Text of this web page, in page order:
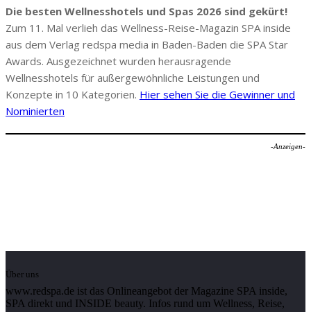
Die besten Wellnesshotels und Spas 2026 sind gekürt!
Zum 11. Mal verlieh das Wellness-Reise-Magazin SPA inside
aus dem Verlag redspa media in Baden-Baden die SPA Star
Awards. Ausgezeichnet wurden herausragende
Wellnesshotels für außergewöhnliche Leistungen und
Konzepte in 10 Kategorien. Hier sehen Sie die Gewinner und
Nominierten
-Anzeigen-
Über uns
www.redspa.de ist das Onlineangebot der Magazine SPA inside,
SPA direkt und INSIDE beauty. Infos rund um Wellness, Reise,